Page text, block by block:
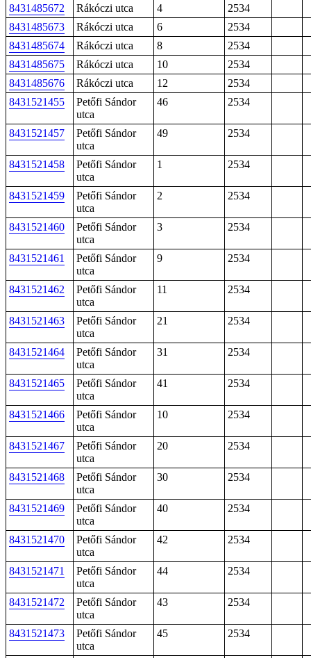
8431485672
Rákóczi utca 4
2534
8431485673
Rákóczi utca 6
2534
8431485674
Rákóczi utca 8
2534
8431485675
Rákóczi utca 10
2534
8431485676
Rákóczi utca 12
2534
8431521455
Petőfi Sándor
utca
46 2534
8431521457
Petőfi Sándor
utca
49 2534
8431521458
Petőfi Sándor
utca
1 2534
8431521459
Petőfi Sándor
utca
2 2534
8431521460
Petőfi Sándor
utca
3 2534
8431521461
Petőfi Sándor
utca
9 2534
8431521462
Petőfi Sándor
utca
11 2534
8431521463
Petőfi Sándor
utca
21 2534
8431521464
Petőfi Sándor
utca
31 2534
8431521465
Petőfi Sándor
utca
41 2534
8431521466
Petőfi Sándor
utca
10 2534
8431521467
Petőfi Sándor
utca
20 2534
8431521468
Petőfi Sándor
utca
30 2534
8431521469
Petőfi Sándor
utca
40 2534
8431521470
Petőfi Sándor
utca
42 2534
8431521471
Petőfi Sándor
utca
44 2534
8431521472
Petőfi Sándor
utca
43 2534
8431521473
Petőfi Sándor
utca
45 2534